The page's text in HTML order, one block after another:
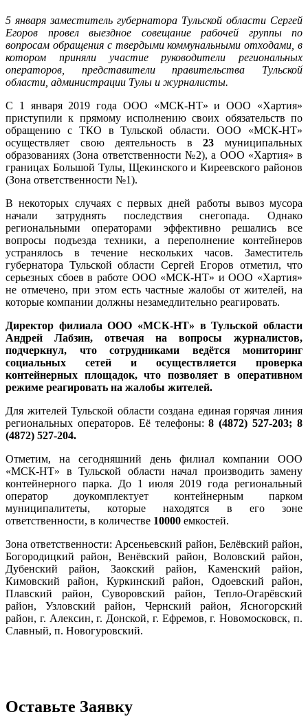
5 января заместитель губернатора Тульской области Сергей
Егоров провел выездное совещание рабочей группы по
вопросам обращения с твердыми коммунальными отходами, в
котором приняли участие руководители региональных
операторов, представители правительства Тульской
области, администрации Тулы и журналисты.
С 1 января 2019 года ООО «МСК-НТ» и ООО «Хартия»
приступили к прямому исполнению своих обязательств по
обращению с ТКО в Тульской области. ООО «МСК-НТ»
осуществляет свою деятельность в23 муниципальных
образованиях (Зона ответственности №2), а ООО «Хартия» в
границах Большой Тулы, Щекинского и Киреевского районов
(Зона ответственности №1).
В некоторых случаях с первых дней работы вывоз мусора
начали затруднять последствия снегопада. Однако
региональными операторами эффективно решались все
вопросы подъезда техники, а переполнение контейнеров
устранялось в течение нескольких часов. Заместитель
губернатора Тульской области Сергей Егоров отметил, что
серьезных сбоев в работе ООО «МСК-НТ» и ООО «Хартия»
не отмечено, при этом есть частные жалобы от жителей, на
которые компании должны незамедлительно реагировать.
Директор филиала ООО «МСК-НТ» в Тульской области
Андрей Лабзин, отвечая на вопросы журналистов,
подчеркнул, что сотрудниками ведётся мониторинг
социальных сетей и осуществляется проверка
контейнерных площадок, что позволяет в оперативном
режиме реагировать на жалобы жителей.
Для жителей Тульской области создана единая горячая линия
региональных операторов. Её телефоны:8 (4872) 527-203; 8
(4872) 527-204.
Отметим, на сегодняшний день филиал компании ООО
«МСК-НТ» в Тульской области начал производить замену
контейнерного парка. До 1 июля 2019 года региональный
оператор доукомплектует контейнерным парком
муниципалитеты, которые находятся в его зоне
ответственности, в количестве 10000 емкостей.
Зона ответственности: Арсеньевский район, Белёвский район,
Богородицкий район, Венёвский район, Воловский район,
Дубенский район, Заокский район, Каменский район,
Кимовский район, Куркинский район, Одоевский район,
Плавский район, Суворовский район, Тепло-Огарёвский
район, Узловский район, Чернский район, Ясногорский
район, г. Алексин, г. Донской, г. Ефремов, г. Новомосковск, п.
Славный, п. Новогуровский.
Оставьте Заявку